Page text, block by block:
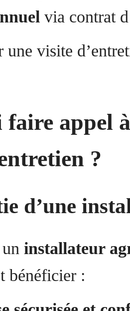
via contrat
une visite
appel
?
d’une
installateur
bénéficier :